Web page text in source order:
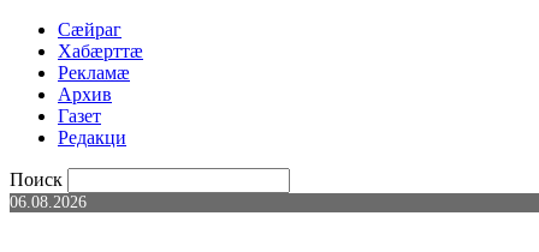
Сæйраг
Хабæрттæ
Рекламæ
Архив
Газет
Редакци
Поиск
06.08.2026